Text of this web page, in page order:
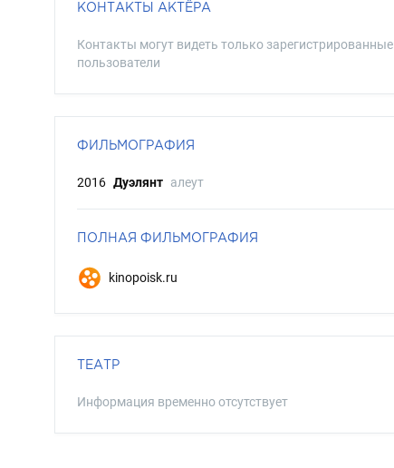
КОНТАКТЫ АКТЁРА
Контакты могут видеть только зарегистрированные
пользователи
ФИЛЬМОГРАФИЯ
2016 Дуэлянт алеут
ПОЛНАЯ ФИЛЬМОГРАФИЯ
kinopoisk.ru
ТЕАТР
Информация временно отсутствует